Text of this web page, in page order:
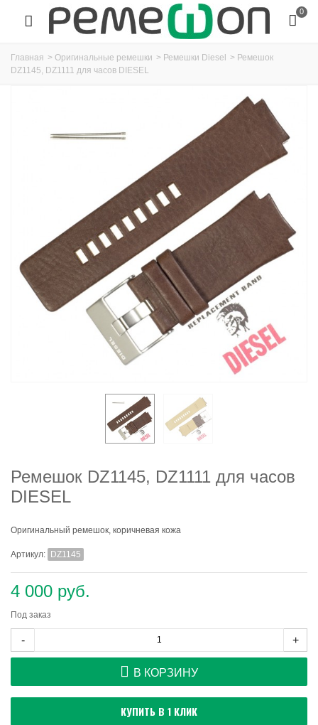
0
Главная > Оригинальные ремешки > Ремешки Diesel > Ремешок
DZ1145, DZ1111 для часов DIESEL
Ремешок DZ1145, DZ1111 для часов
DIESEL
Оригинальный ремешок, коричневая кожа
Артикул: DZ1145
4 000 руб.
Под заказ
- +
В КОРЗИНУ
КУПИТЬ В 1 КЛИК